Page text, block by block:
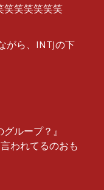
笑笑笑笑笑
がら、INTJの下
ループ？』
われてるのおも